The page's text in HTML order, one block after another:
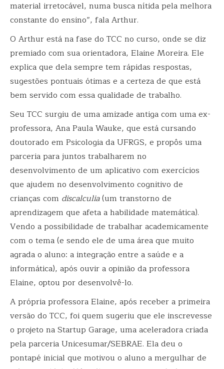
material irretocável, numa busca nítida pela melhora
constante do ensino”, fala Arthur.
O Arthur está na fase do TCC no curso, onde se diz
premiado com sua orientadora, Elaine Moreira. Ele
explica que dela sempre tem rápidas respostas,
sugestões pontuais ótimas e a certeza de que está
bem servido com essa qualidade de trabalho.
Seu TCC surgiu de uma amizade antiga com uma ex-
professora, Ana Paula Wauke, que está cursando
doutorado em Psicologia da UFRGS, e propôs uma
parceria para juntos trabalharem no
desenvolvimento de um aplicativo com exercícios
que ajudem no desenvolvimento cognitivo de
crianças com discalculia(um transtorno de
aprendizagem que afeta a habilidade matemática).
Vendo a possibilidade de trabalhar academicamente
com o tema (e sendo ele de uma área que muito
agrada o aluno: a integração entre a saúde e a
informática), após ouvir a opinião da professora
Elaine, optou por desenvolvê-lo.
A própria professora Elaine, após receber a primeira
versão do TCC, foi quem sugeriu que ele inscrevesse
o projeto na Startup Garage, uma aceleradora criada
pela parceria Unicesumar/SEBRAE. Ela deu o
pontapé inicial que motivou o aluno a mergulhar de